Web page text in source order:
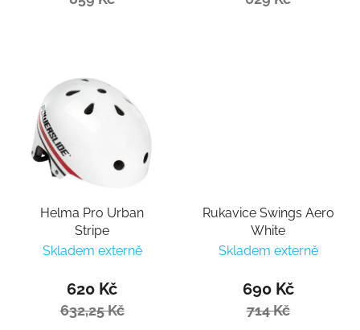
Helma Pro Urban
Stripe
Skladem externě
620 Kč
632,25 Kč
Rukavice Swings Aero
White
Skladem externě
690 Kč
714 Kč